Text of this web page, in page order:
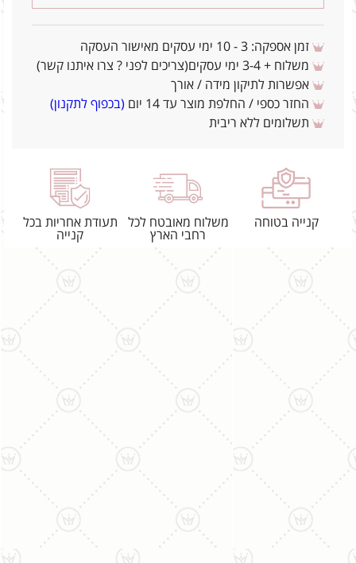
זמן אספקה: 3 - 10 ימי עסקים מאישור העסקה
משלוח + 3-4 ימי עסקים(צריכים לפני ? צרו איתנו קשר)
אפשרות לתיקון מידה / אורך
החזר כספי / החלפת מוצר עד 14 יום
(בכפוף לתקנון)
תשלומים ללא ריבית
קנייה בטוחה
משלוח מאובטח לכל
רחבי הארץ
תעודת אחריות בכל
קנייה